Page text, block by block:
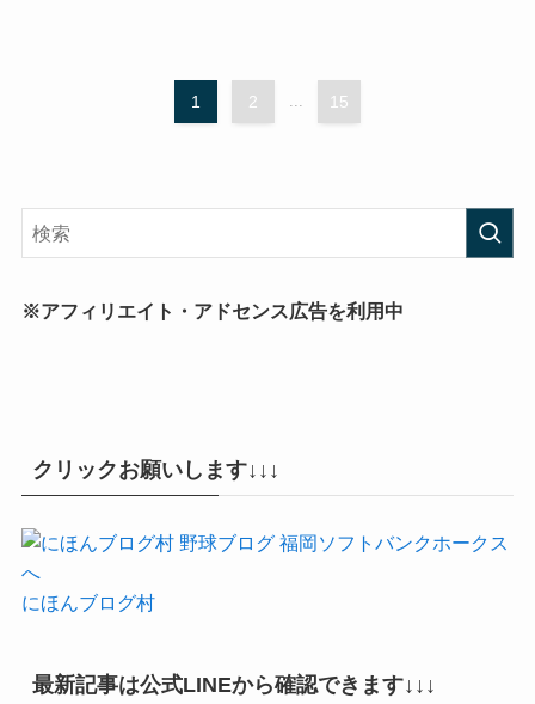
1 2 ... 15
※アフィリエイト・アドセンス広告を利用中
クリックお願いします↓↓↓
にほんブログ村
最新記事は公式LINEから確認できます↓↓↓